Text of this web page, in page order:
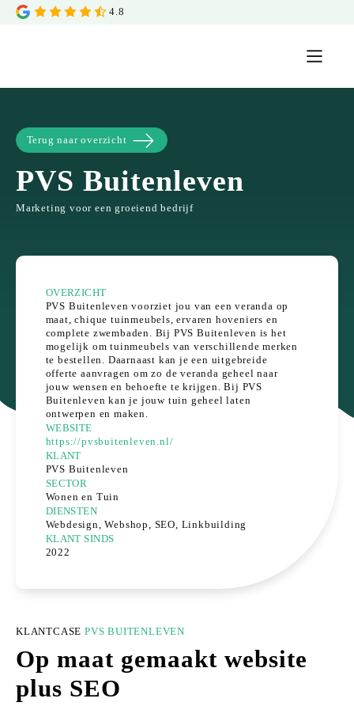
4.8
Terug naar overzicht
PVS Buitenleven
Marketing voor een groeiend bedrijf
OVERZICHT
PVS Buitenleven voorziet jou van een veranda op
maat, chique tuinmeubels, ervaren hoveniers en
complete zwembaden. Bij PVS Buitenleven is het
mogelijk om tuinmeubels van verschillende merken
te bestellen. Daarnaast kan je een uitgebreide
offerte aanvragen om zo de veranda geheel naar
jouw wensen en behoefte te krijgen. Bij PVS
Buitenleven kan je jouw tuin geheel laten
ontwerpen en maken.
WEBSITE
https://pvsbuitenleven.nl/
KLANT
PVS Buitenleven
SECTOR
Wonen en Tuin
DIENSTEN
Webdesign, Webshop, SEO, Linkbuilding
KLANT SINDS
2022
KLANTCASE PVS BUITENLEVEN
Op maat gemaakt website
plus SEO